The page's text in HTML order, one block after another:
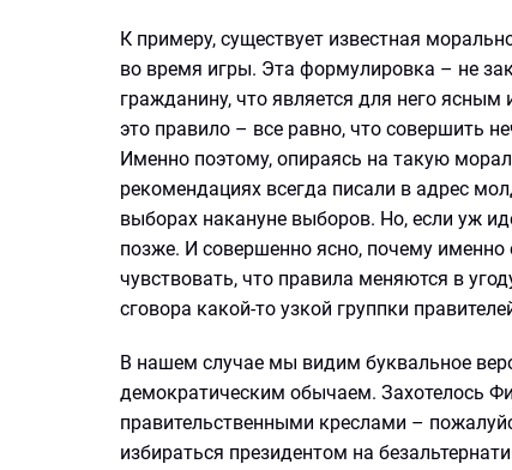
К примеру, существует известная
во время игры. Эта формулировка – не
гражданину, что является для него
это правило – все равно, что совершить
Именно поэтому, опираясь на такую
рекомендациях всегда писали в адрес
выборах накануне выборов. Но, если уж
позже. И совершенно ясно, почему
чувствовать, что правила меняются в
сговора какой-то узкой группки
В нашем случае мы видим буквальное
демократическим обычаем. Захотелось
правительственными креслами –
избираться президентом на